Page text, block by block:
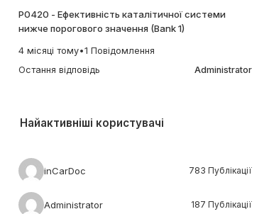
P0420 - Ефективність каталітичної системи
нижче порогового значення (Bank 1)
4 місяці тому•1 Повідомлення
Остання відповідь
Administrator
Найактивніші користувачі
inCarDoc 783 Публікації
Administrator 187 Публікації